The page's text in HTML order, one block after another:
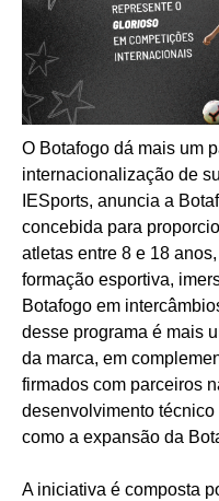
O Botafogo dá mais um
internacionalização de
IESports, anuncia a
concebida para
atletas entre 8 e 18
formação esportiva,
Botafogo em
desse programa é mais
da marca, em
firmados com parceiros
desenvolvimento
como a expansão da
A iniciativa é composta